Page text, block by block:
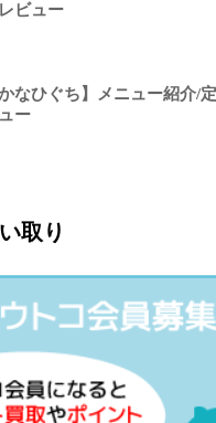
ビュー
かなひぐち】メニュー紹介/
ー
取り